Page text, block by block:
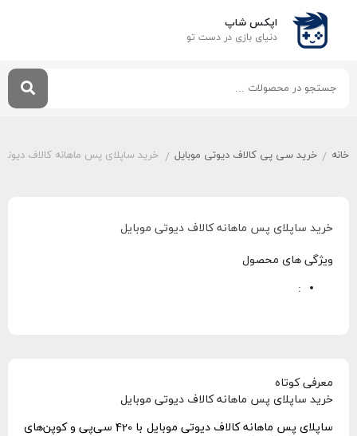
اپکس شاپ
دنیای بازی‌ در دست تو
خانه / خرید سی پی کالاف دیوتی موبایل / خرید ساپلای پس ماهانه کالاف
خرید ساپلای پس ماهانه کالاف دیوتی موبایل
ویژگی های محصول
:
معرفی کوتاه
خرید ساپلای پس ماهانه کالاف دیوتی موبایل
ساپلای پس ماهانه کالاف دیوتی موبایل با 420 سی‌پی و کوپن‌های